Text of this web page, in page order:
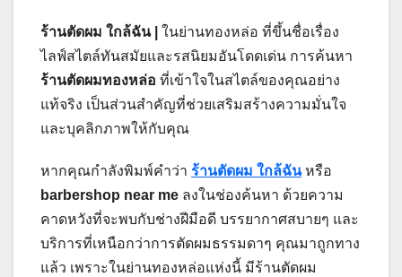
ร้านตัดผม ใกล้ฉัน | ในย่านทองหล่อ ที่ขึ้นชื่อเรื่อง
ไลฟ์สไตล์ทันสมัยและรสนิยมอันโดดเด่น การค้นหา
ร้านตัดผมทองหล่อ ที่เข้าใจในสไตล์ของคุณอย่าง
แท้จริง เป็นส่วนสำคัญที่ช่วยเสริมสร้างความมั่นใจ
และบุคลิกภาพให้กับคุณ
หากคุณกำลังพิมพ์คำว่า ร้านตัดผม ใกล้ฉันหรือ
barbershop near me ลงในช่องค้นหา ด้วยความ
คาดหวังที่จะพบกับช่างฝีมือดี บรรยากาศสบายๆ และ
บริการที่เหนือกว่าการตัดผมธรรมดาๆ คุณมาถูกทาง
แล้ว เพราะในย่านทองหล่อแห่งนี้ มีร้านตัดผม